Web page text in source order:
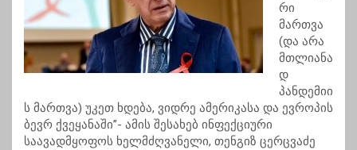
რი
მართვა
(და არა
მთლიანა
დ
პანდემიი
ს მართვა) უკეთ ხდება, ვიდრე ამერიკასა და ევროპის
ბევრ ქვეყანაში”- ამის შესახებ ინფექციური
საავადმყოფოს ხელმძღვანელი, თენგიზ ცერცვაძე